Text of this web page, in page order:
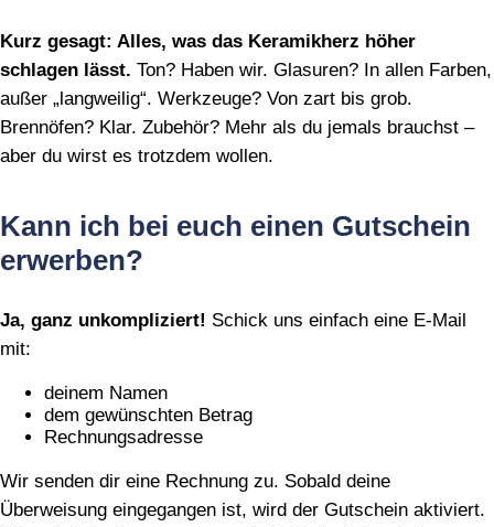
Kurz gesagt: Alles, was das Keramikherz höher
schlagen lässt. Ton? Haben wir. Glasuren? In allen Farben,
außer „langweilig“. Werkzeuge? Von zart bis grob.
Brennöfen? Klar. Zubehör? Mehr als du jemals brauchst –
aber du wirst es trotzdem wollen.
Kann ich bei euch einen Gutschein
erwerben?
Ja, ganz unkompliziert! Schick uns einfach eine E‑Mail
mit:
deinem Namen
dem gewünschten Betrag
Rechnungsadresse
Wir senden dir eine Rechnung zu. Sobald deine
Überweisung eingegangen ist, wird der Gutschein aktiviert.